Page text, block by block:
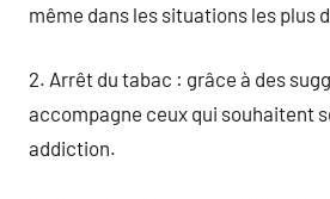
même dans les situations les plus
2. Arrêt du tabac : grâce à des
accompagne ceux qui souhaitent
addiction.